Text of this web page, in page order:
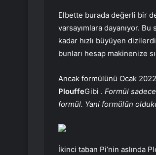
Elbette burada değerli bir
varsayımlara dayanıyor.
kadar hızlı büyüyen
bunları hesap makinenize
Ancak formülünü Ocak
PlouffeGibi . Formül
formül. Yani formülün
İkinci taban Pi’nin aslında